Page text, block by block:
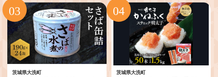
茨城県大洗町 茨城県大洗町